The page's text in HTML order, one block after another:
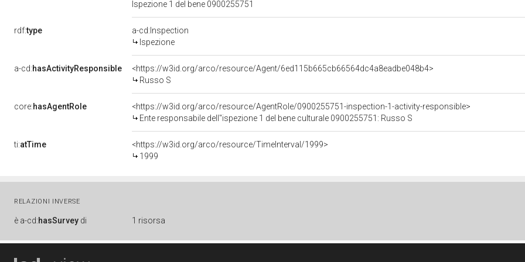
Ispezione 1 del bene 0900255751
rdf:type
a-cd:Inspection
Ispezione
a-cd:hasActivityResponsible
<https://w3id.org/arco/resource/Agent/6ed115b665cb66564dc4a8eadbe048b4>
Russo S
core:hasAgentRole
<https://w3id.org/arco/resource/AgentRole/0900255751-inspection-1-activity-responsible>
Ente responsabile dell"ispezione 1 del bene culturale 0900255751: Russo S
ti:atTime
<https://w3id.org/arco/resource/TimeInterval/1999>
1999
RELAZIONI INVERSE
è a-cd:hasSurvey di 1 risorsa